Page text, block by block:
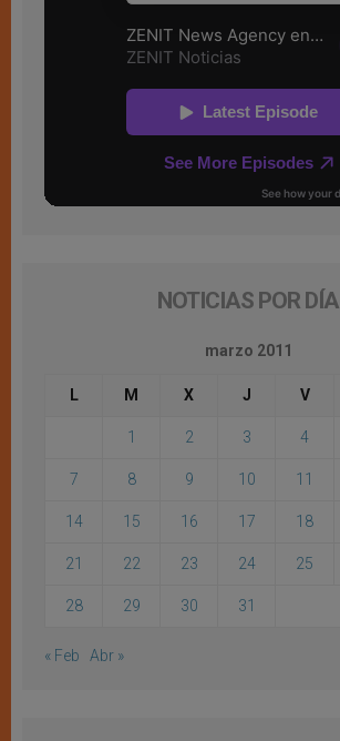
NOTICIAS POR DÍA
marzo 2011
L M X J V
1 2 3 4
7 8 9 10 11
14 15 16 17 18
21 22 23 24 25
28 29 30 31
« Feb Abr »